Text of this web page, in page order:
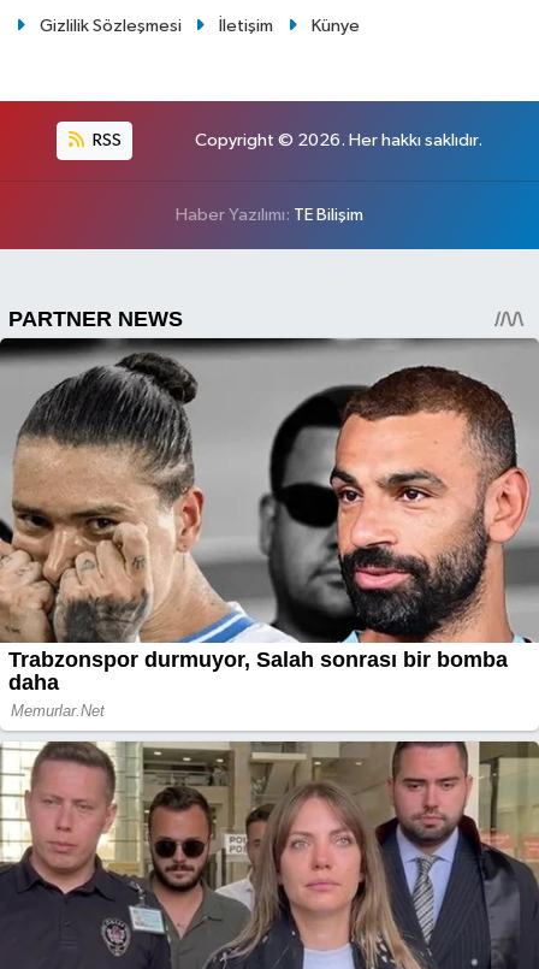
Gizlilik Sözleşmesi İletişim Künye
RSS Copyright © 2026. Her hakkı saklıdır.
Haber Yazılımı: TE Bilişim